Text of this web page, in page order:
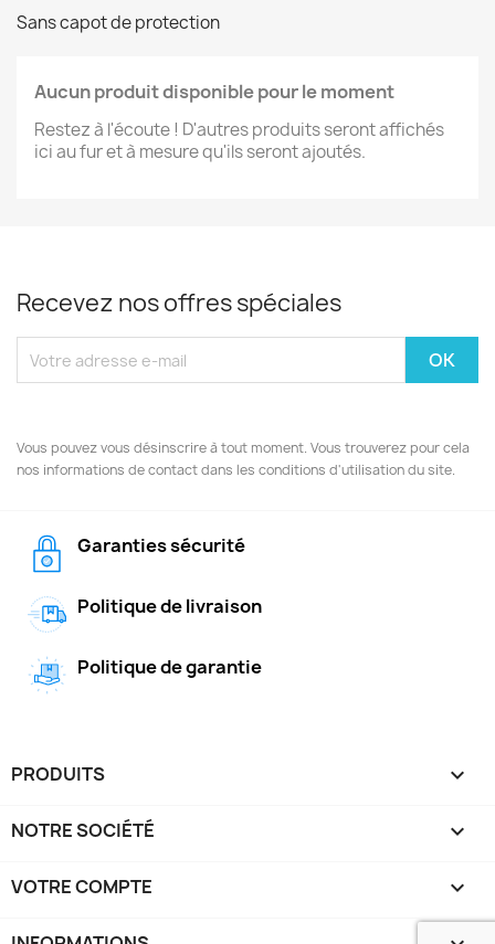
Sans capot de protection
Aucun produit disponible pour le moment
Restez à l'écoute ! D'autres produits seront affichés
ici au fur et à mesure qu'ils seront ajoutés.
Recevez nos offres spéciales
Vous pouvez vous désinscrire à tout moment. Vous trouverez pour cela
nos informations de contact dans les conditions d'utilisation du site.
Garanties sécurité
Politique de livraison
Politique de garantie
PRODUITS 
NOTRE SOCIÉTÉ 
VOTRE COMPTE 